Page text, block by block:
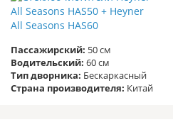
Пассажирский: 50 см
Водительский: 60 см
Тип дворника: Бескаркасный
Страна производителя: Китай